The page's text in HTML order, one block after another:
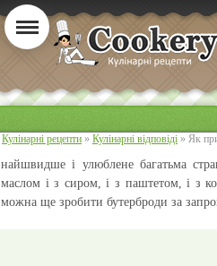
Кулінарні рецепти » Кулінарні відповіді » Як
найшвидше і улюблене багатьма
маслом і з сиром, і з паштетом, і з
можна ще зробити бутерброди за